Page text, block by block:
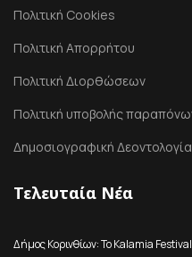
Πολιτική Cookies
Πολιτική Απορρήτου
Πολιτική Διορθώσεων
Πολιτική υποβολής
Δημοσιογραφική Δεοντολογία
Τελευταία Νέα
Δήμος Κορινθίων: Το Kalamia